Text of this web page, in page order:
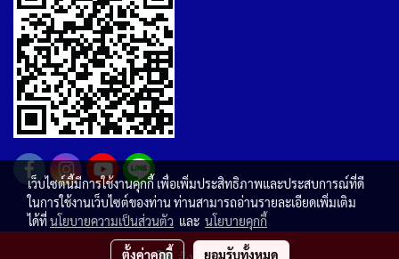
Copyright by pordeekumwatsadu.com
เว็บไซต์นี้มีการใช้งานคุกกี้ เพื่อเพิ่มประสิทธิภาพและประสบการณ์ที่ดี
ในการใช้งานเว็บไซต์ของท่าน ท่านสามารถอ่านรายละเอียดเพิ่มเติม
ได้ที่นโยบายความเป็นส่วนตัว และ นโยบายคุกกี้
ตั้งค่าคุกกี้ ยอมรับทั้งหมด